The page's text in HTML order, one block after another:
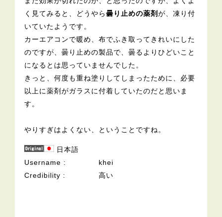
く見てみると、どうやら曇り止めの薬剤が、凍り付
いていたようです。
カーエアコンで暖め、布でふき取ってきれいにした
のですが、曇り止めの製品で、曇るよりひどいこと
になるとは思っていませんでした。
きっと、何度も重ね塗りしてしまったために、必要
以上に薬剤がガラスに付着していたのだと思いま
す。
やりすぎはよくない、ということですね。
日本語
Username
khei
Credibility
高い